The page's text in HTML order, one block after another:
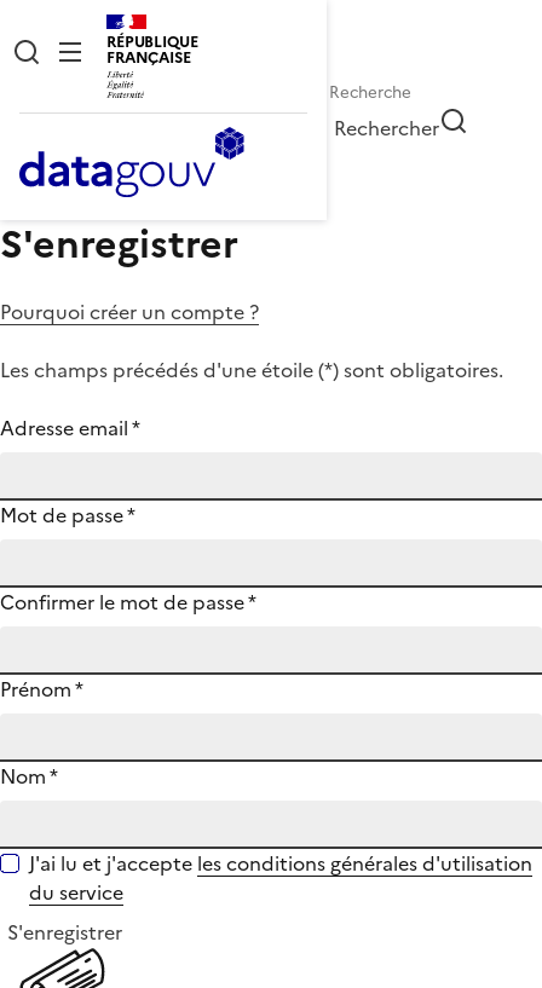
RÉPUBLIQUE
FRANÇAISE
Rechercher
S'enregistrer
Pourquoi créer un compte ?
Les champs précédés d'une étoile (*) sont obligatoires.
Adresse email*
Mot de passe*
Confirmer le mot de passe*
Prénom*
Nom*
J'ai lu et j'accepte les conditions générales d'utilisation
du service
S'enregistrer